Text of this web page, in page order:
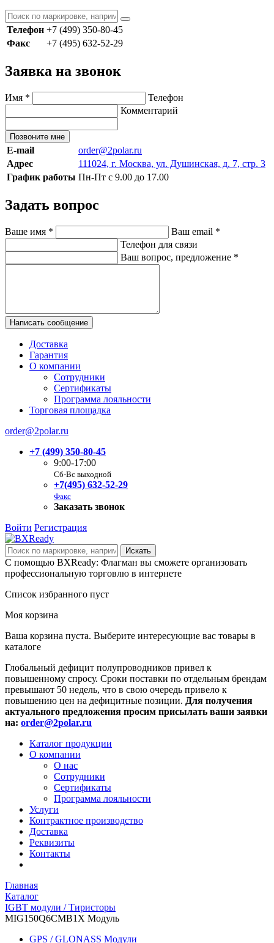
Телефон +7 (499) 350-80-45
Факс
+7 (495) 632-52-29
Заявка на звонок
Имя *
Телефон
Комментарий
Позвоните мне
E-mail
order@2polar.ru
Адрес
111024, г. Москва, ул. Душинская, д. 7, стр. 3
График работы Пн-Пт с 9.00 до 17.00
Задать вопрос
Ваше имя * Ваш email *
Телефон для связи
Ваш вопрос, предложение *
Написать сообщение
Доставка
Гарантия
О компании
Сотрудники
Сертификаты
Программа лояльности
Торговая площадка
order@2polar.ru
+7 (499) 350-80-45
9:00-17:00
Сб-Вс выходной
+7(495) 632-52-29
Факс
Заказать звонок
Войти Регистрация
С помощью BXReady: Флагман вы сможете организовать
профессиональную торговлю в интернете
Список избранного пуст
Моя корзина
Ваша корзина пуста. Выберите интересующие вас товары в
каталоге
Глобальный дефицит полупроводников привел к
повышенному спросу. Сроки поставки по отдельным брендам
превышают 50 недель, что в свою очередь привело к
повышению цен на дефицитные позиции. Для получения
актуального предложения просим присылать ваши заявки
на: order@2polar.ru
Каталог продукции
О компании
О нас
Сотрудники
Сертификаты
Программа лояльности
Услуги
Контрактное производство
Доставка
Реквизиты
Контакты
Главная
Каталог
IGBT модули / Тиристоры
MIG150Q6CMB1X Модуль
GPS / GLONASS Модули